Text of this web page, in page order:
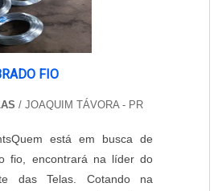
FIO
/ JOAQUIM TÁVORA - PR
está em busca de
fio, encontrará na líder do
das Telas. Cotando na